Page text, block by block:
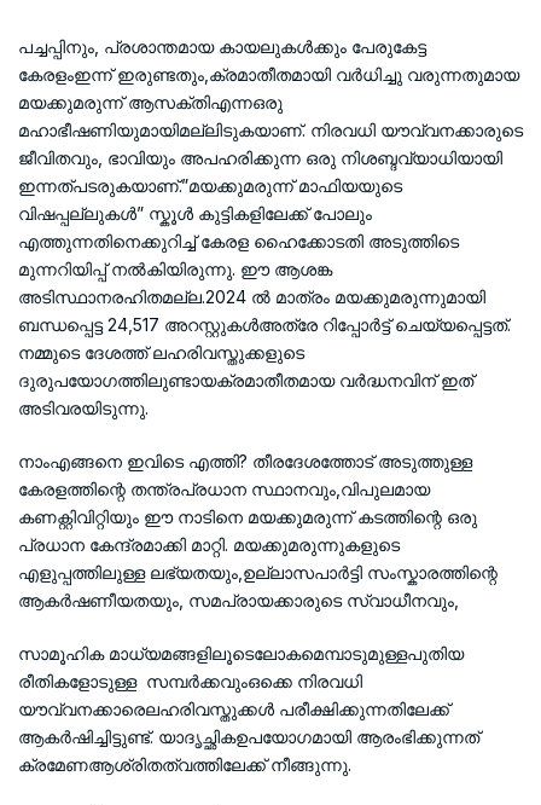
പച്ചപ്പിനും, പ്രശാന്തമായ കായലുകൾക്കും പേരുകേട്ട
കേരളംഇന്ന് ഇരുണ്ടതും,ക്രമാതീതമായി വർധിച്ചു വരുന്നതുമായ
മയക്കുമരുന്ന് ആസക്തിഎന്നഒരു
മഹാഭീഷണിയുമായിമല്ലിടുകയാണ്. നിരവധി യൗവ്വനക്കാരുടെ
ജീവിതവും, ഭാവിയും അപഹരിക്കുന്ന ഒരു നിശബ്ദവ്യാധിയായി
ഇന്നത്പടരുകയാണ്.”മയക്കുമരുന്ന് മാഫിയയുടെ
വിഷപ്പല്ലുകൾ” സ്കൂൾ കുട്ടികളിലേക്ക് പോലും
എത്തുന്നതിനെക്കുറിച്ച് കേരള ഹൈക്കോടതി അടുത്തിടെ
മുന്നറിയിപ്പ് നൽകിയിരുന്നു. ഈ ആശങ്ക
അടിസ്ഥാനരഹിതമല്ല.2024 ൽ മാത്രം മയക്കുമരുന്നുമായി
ബന്ധപ്പെട്ട 24,517 അറസ്റ്റുകൾഅത്രേ റിപ്പോർട്ട് ചെയ്യപ്പെട്ടത്.
നമ്മുടെ ദേശത്ത് ലഹരിവസ്തുക്കളുടെ
ദുരുപയോഗത്തിലുണ്ടായക്രമാതീതമായ വർദ്ധനവിന് ഇത്
അടിവരയിടുന്നു.
നാംഎങ്ങനെ ഇവിടെ എത്തി? തീരദേശത്തോട് അടുത്തുള്ള
കേരളത്തിന്റെ തന്ത്രപ്രധാന സ്ഥാനവും,വിപുലമായ
കണക്റ്റിവിറ്റിയും ഈ നാടിനെ മയക്കുമരുന്ന് കടത്തിന്റെ ഒരു
പ്രധാന കേന്ദ്രമാക്കി മാറ്റി. മയക്കുമരുന്നുകളുടെ
എളുപ്പത്തിലുള്ള ലഭ്യതയും,ഉല്ലാസപാർട്ടി സംസ്കാരത്തിന്റെ
ആകർഷണീയതയും, സമപ്രായക്കാരുടെ സ്വാധീനവും,
സാമൂഹിക മാധ്യമങ്ങളിലൂടെലോകമെമ്പാടുമുള്ളപുതിയ
രീതികളോടുള്ള സമ്പർക്കവുംഒക്കെ നിരവധി
യൗവ്വനക്കാരെലഹരിവസ്തുക്കൾ പരീക്ഷിക്കുന്നതിലേക്ക്
ആകർഷിച്ചിട്ടുണ്ട്. യാദൃച്ഛികഉപയോഗമായി ആരംഭിക്കുന്നത്
ക്രമേണആശ്രിതത്വത്തിലേക്ക് നീങ്ങുന്നു.